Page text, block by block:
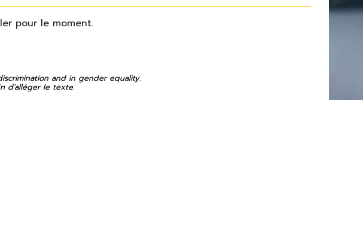
pour le moment.
and in gender equality.
d’alléger le texte.